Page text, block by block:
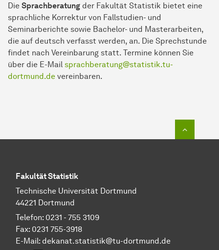
Die Sprachberatung der Fakultät Statistik bietet eine
sprachliche Korrektur von Fallstudien- und
Seminarberichte sowie Bachelor- und Masterarbeiten,
die auf deutsch verfasst werden, an. Die Sprechstunde
findet nach Vereinbarung statt. Termine können Sie
über die E-Mail sprachberatung@statistik.tu-
dortmund.de vereinbaren.
Fakultät Statistik
Technische Universität Dortmund
44221 Dortmund
Telefon: 0231 - 755 3109
Fax: 0231 755-3918
E-Mail: dekanat.statistik@tu-dortmund.de